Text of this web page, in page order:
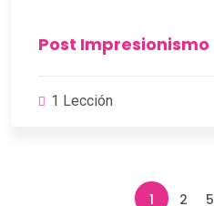
Post Impresionismo
1 Lección
1 2 5